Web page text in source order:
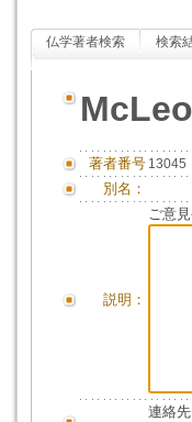
仏学著者検索 検索
著者番号 13045
別名：
説明：
ご意
連絡